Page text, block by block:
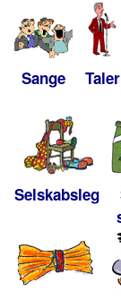
Sange Taler
Selskabsleg